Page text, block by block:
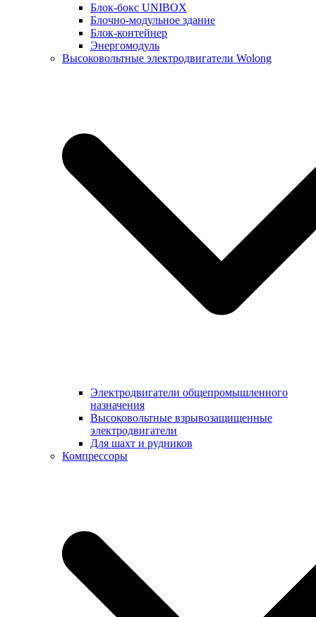
Блок-бокс UNIBOX
Блочно-модульное здание
Блок-контейнер
Энергомодуль
Высоковольтные электродвигатели Wolong
Электродвигатели общепромышленного
назначения
Высоковольтные взрывозащищенные
электродвигатели
Для шахт и рудников
Компрессоры